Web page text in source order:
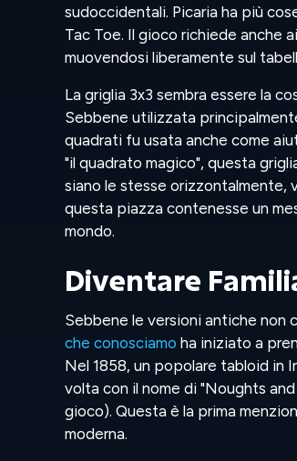
sudoccidentali. Picaria ha più
Tac Toe. Il gioco richiede anche
muovendosi liberamente sul
La griglia 3x3 sembra essere la
Sebbene utilizzata
quadrati fu usata anche come
"il quadrato magico", questa
siano le stesse orizzontalmente,
questa piazza contenesse un
mondo.
Diventare
Sebbene le versioni antiche non
che conosciamo ha iniziato a
Nel 1858, un popolare tabloid in
volta con il nome di "Noughts
gioco). Questa è la prima
moderna.